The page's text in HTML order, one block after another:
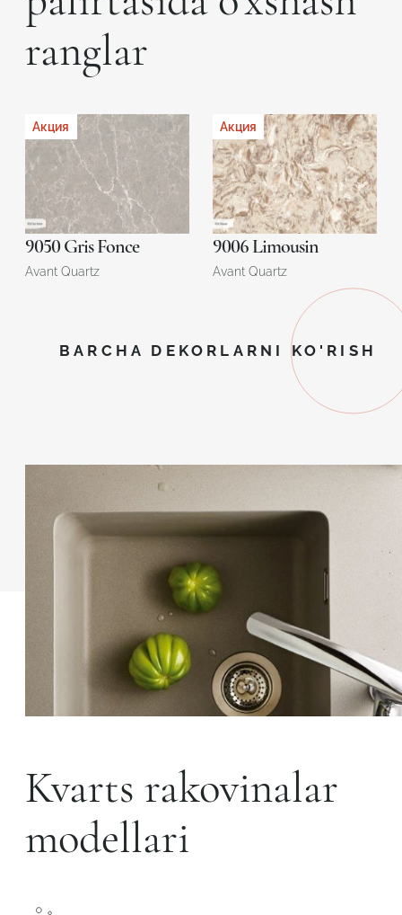
ranglar
Акция
9050 Gris Fonce
Avant Quartz
Акция
9006 Limousin
Avant Quartz
BARCHA DEKORLARNI KO'RISH
Kvarts rakovinalar
modellari